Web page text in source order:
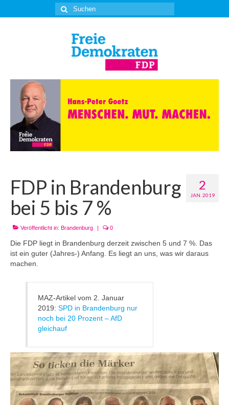
Suche
nach:
2
JAN. 2019
FDP in Brandenburg
bei 5 bis 7 %
Veröffentlicht in: Brandenburg | 0
Die FDP liegt in Brandenburg derzeit zwischen 5 und 7 %. Das
ist ein guter (Jahres-) Anfang. Es liegt an uns, was wir daraus
machen.
MAZ-Artikel vom 2. Januar
2019: SPD in Brandenburg nur
noch bei 20 Prozent – AfD
gleichauf